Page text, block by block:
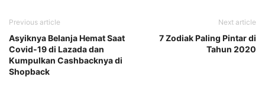
Previous article
Asyiknya Belanja Hemat Saat
Covid-19 di Lazada dan
Kumpulkan Cashbacknya di
Shopback
Next article
7 Zodiak Paling Pintar di
Tahun 2020